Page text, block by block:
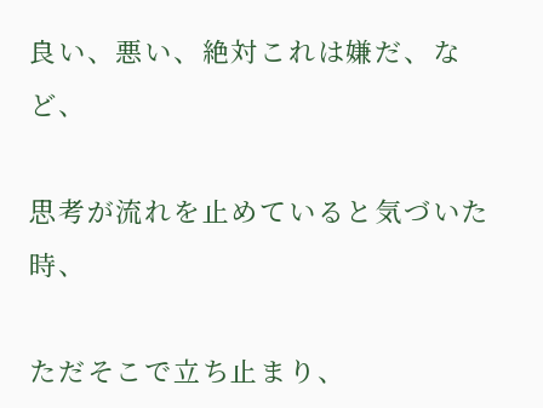
良い、悪い、絶対これは嫌だ、な
ど、
思考が流れを止めていると気づいた
時、
ただそこで立ち止まり、